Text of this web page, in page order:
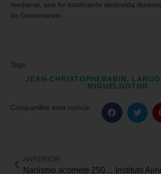
medieval, que foi totalmente destruída
do Governorate.
Tags
JEAN-CHRISTOPHEBABIN,
MIGUELGOTOR
Compartilhe esta notícia:
ANTERIOR
Nanismo acomete 250 mil pessoas no mundo. No Brasil, estima-se que seja 1 para cada 10 mil habitantes